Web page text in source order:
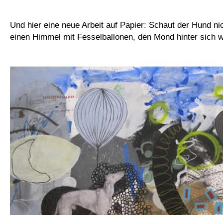
Und hier eine neue Arbeit auf Papier: Schaut der Hund
einen Himmel mit Fesselballonen, den Mond hinter sich